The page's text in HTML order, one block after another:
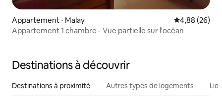
Appartement ⋅ Malay Évaluation
4,88 (26)
Appartement 1 chambre - Vue partielle sur l'océan
Destinations à découvrir
Destinations à proximité Autres types de logements